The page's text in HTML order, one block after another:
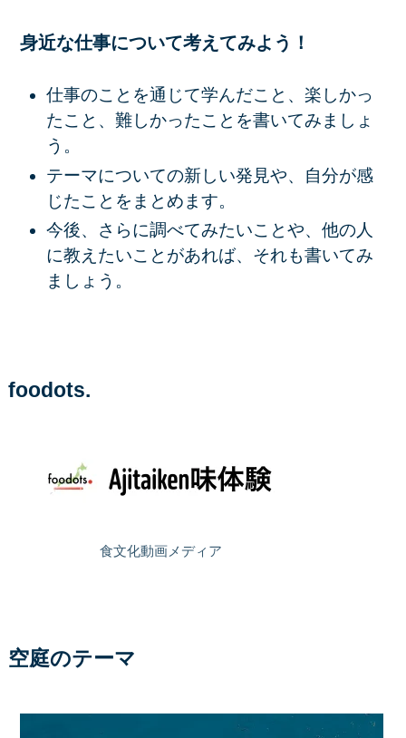
身近な仕事について考えてみよう！
仕事のことを通じて学んだこと、楽しかっ
たこと、難しかったことを書いてみましょ
う。
テーマについての新しい発見や、自分が感
じたことをまとめます。
今後、さらに調べてみたいことや、他の人
に教えたいことがあれば、それも書いてみ
ましょう。
foodots.
食文化動画メディア
空庭のテーマ